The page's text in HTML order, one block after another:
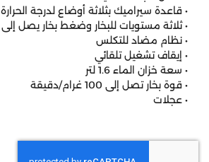
• قاعدة سيراميك بثلاثة أوضاع لدرجة الحرارة
• ثلاثة مستويات للبخار وضغط بخار يصل إلى 6 بار
• نظام مضاد للتكلس
• إيقاف تشغيل تلقائي
• سعة خزان الماء 1.6 لتر
• قوة بخار تصل إلى 100 غرام/دقيقة
• عجلات